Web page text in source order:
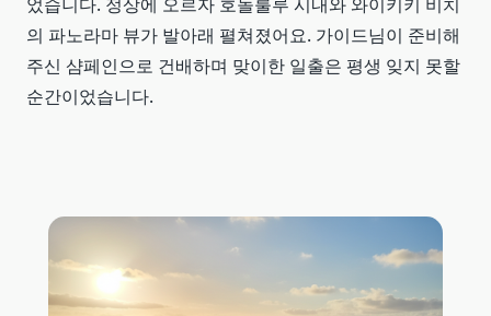
의 파노라마 뷰가 발아래 펼쳐졌어요. 가이드님이 준비해
주신 샴페인으로 건배하며 맞이한 일출은 평생 잊지 못할
순간이었습니다.